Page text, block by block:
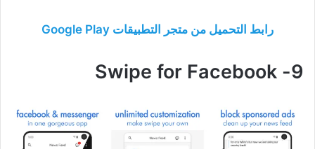
رابط التحميل من متجر التطبيقات Google Play
9- Swipe for Facebook